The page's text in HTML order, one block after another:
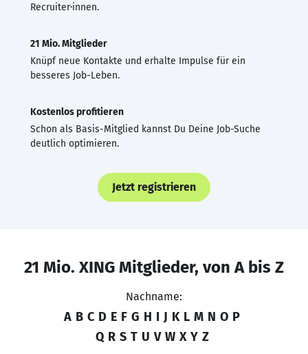
Recruiter·innen.
21 Mio. Mitglieder
Knüpf neue Kontakte und erhalte Impulse für ein
besseres Job-Leben.
Kostenlos profitieren
Schon als Basis-Mitglied kannst Du Deine Job-Suche
deutlich optimieren.
Jetzt registrieren
21 Mio. XING Mitglieder, von A bis Z
Nachname:
A B C D E F G H I J K L M N O P
Q R S T U V W X Y Z